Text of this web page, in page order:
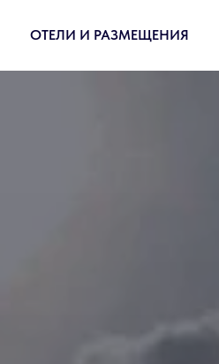
ОТЕЛИ И РАЗМЕЩЕНИЯ